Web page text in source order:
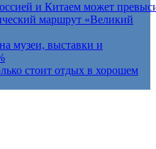
и Китаем может
маршрут «Великий
музеи, выставки и
стоит отдых в хорошем